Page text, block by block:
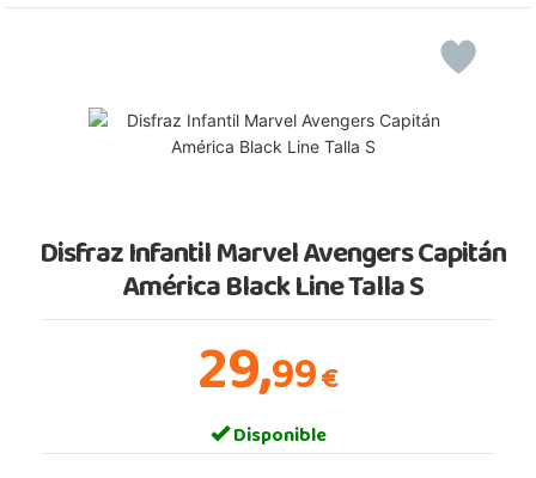
Disfraz Infantil Marvel Avengers Capitán
América Black Line Talla S
29,99€
Disponible